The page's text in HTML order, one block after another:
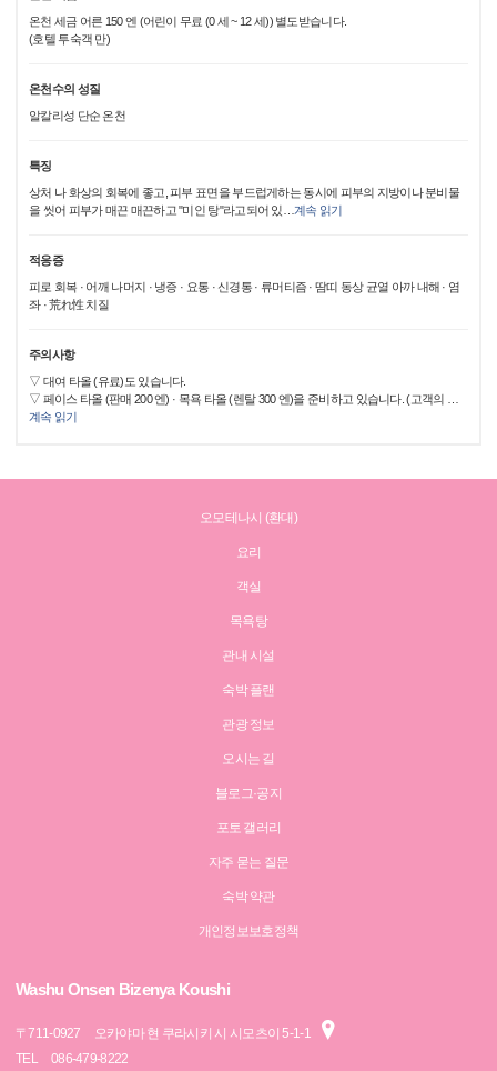
온천 세금 어른 150 엔 (어린이 무료 (0 세 ~ 12 세)) 별도받습니다.
(호텔 투숙객 만)
온천수의 성질
알칼리성 단순 온천
특징
상처 나 화상의 회복에 좋고, 피부 표면을 부드럽게하는 동시에 피부의 지방이나 분비물
을 씻어 피부가 매끈 매끈하고 "미인 탕"라고되어 있
계속 읽기
적응증
피로 회복 · 어깨 나머지 · 냉증 · 요통 · 신경통 · 류머티즘 · 땀띠 동상 균열 아까 내해 · 염
좌 · 荒れ性 치질
주의사항
▽ 대여 타올 (유료)도 있습니다.
▽ 페이스 타올 (판매 200 엔) · 목욕 타올 (렌탈 300 엔)을 준비하고 있습니다. (고객의
계속 읽기
오모테나시 (환대)
요리
객실
목욕탕
관내 시설
숙박 플랜
관광 정보
오시는 길
블로그·공지
포토 갤러리
자주 묻는 질문
숙박 약관
개인정보보호정책
Washu Onsen Bizenya Koushi
〒711-0927
오카야마 현 쿠라시키 시 시모츠이 5-1-1
TEL
086-479-8222